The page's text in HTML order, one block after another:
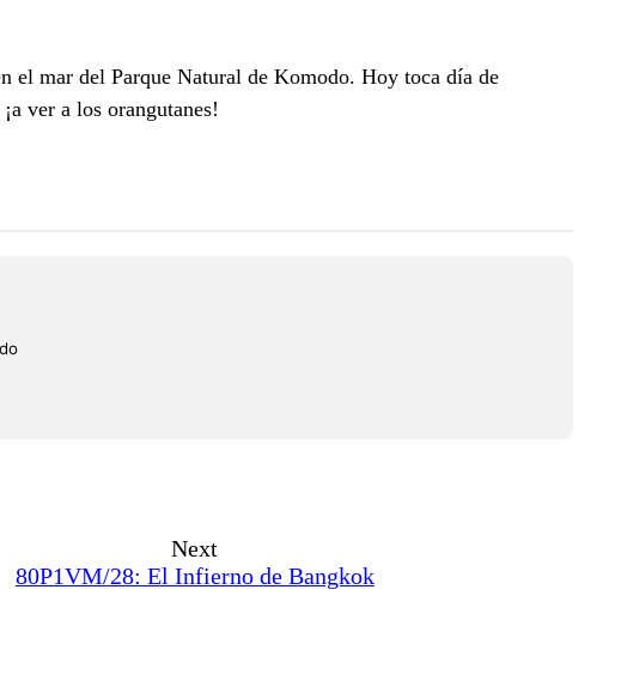
el mar del Parque Natural de Komodo. Hoy toca día de
ver a los orangutanes!
Next
80P1VM/28: El Infierno de Bangkok